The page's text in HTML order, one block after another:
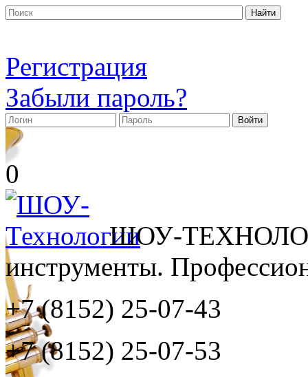
Регистрация
Забыли пароль?
0
ШОУ-
инструменты.
+7 (8152) 25-07-43
+7 (8152) 25-07-53